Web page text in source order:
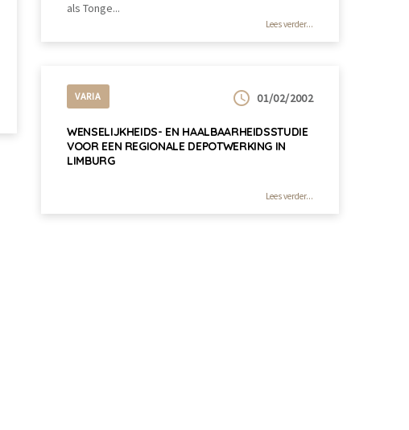
als Tonge...
Lees verder...
01/02/2002
VARIA
WENSELIJKHEIDS- EN HAALBAARHEIDSSTUDIE
VOOR EEN REGIONALE DEPOTWERKING IN
LIMBURG
Lees verder...